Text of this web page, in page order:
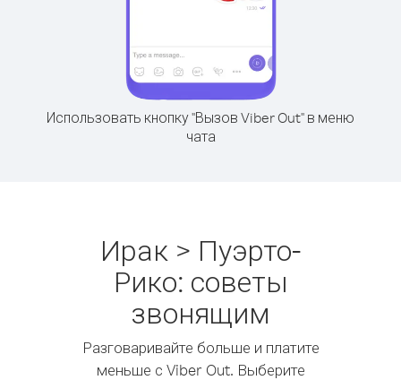
Использовать кнопку "Вызов Viber Out" в меню
чата
Ирак > Пуэрто-
Рико: советы
звонящим
Разговаривайте больше и платите
меньше с Viber Out. Выберите